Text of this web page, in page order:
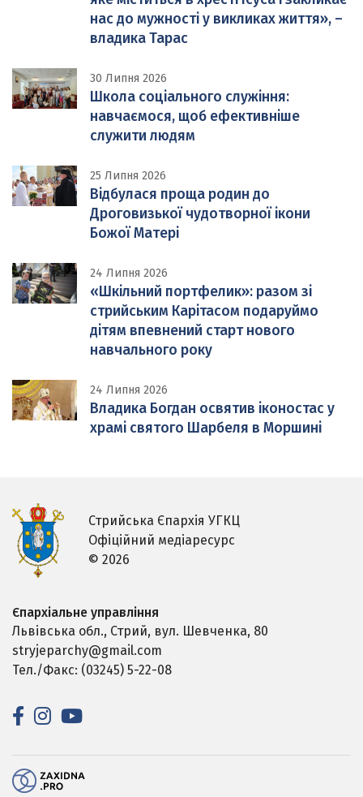
нас до мужності у викликах життя», –
владика Тарас
30 Липня 2026
Школа соціального служіння:
навчаємося, щоб ефективніше
служити людям
25 Липня 2026
Відбулася проща родин до
Дроговизької чудотворної ікони
Божої Матері
24 Липня 2026
«Шкільний портфелик»: разом зі
стрийським Карітасом подаруймо
дітям впевнений старт нового
навчального року
24 Липня 2026
Владика Богдан освятив іконостас у
храмі святого Шарбеля в Моршині
Стрийська Єпархія УГКЦ
Офіційний медіаресурс
© 2026
Єпархіальне управління
Львівська обл., Стрий, вул. Шевченка, 80
stryjeparchy@gmail.com
Тел./Факс: (03245) 5-22-08